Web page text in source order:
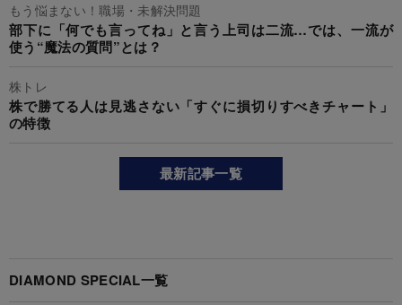
もう悩まない！職場・未解決問題
部下に「何でも言ってね」と言う上司は二流…では、一流が
使う“魔法の質問”とは？
株トレ
株で勝てる人は見逃さない「すぐに損切りすべきチャート」
の特徴
最新記事一覧
DIAMOND SPECIAL一覧